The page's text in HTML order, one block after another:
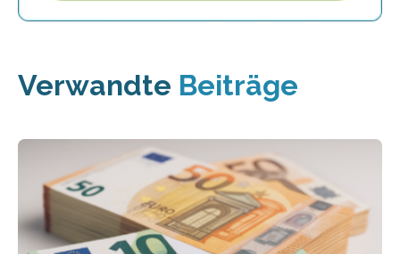
Verwandte Beiträge